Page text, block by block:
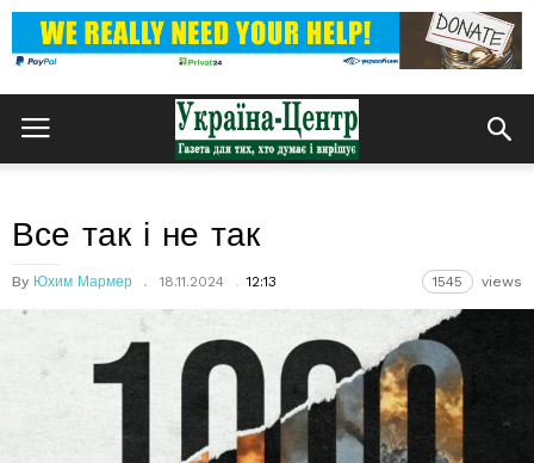
Все так і не так
By Юхим Мармер 18.11.2024 12:13 1545 views